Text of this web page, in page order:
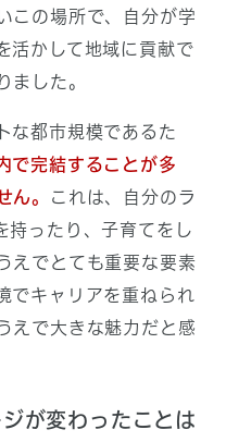
この場所で、自分が学
活かして地域に貢献で
ました。
な都市規模であるた
で完結することが多
ん。
これは、自分のラ
持ったり、子育てをし
えでとても重要な要素
でキャリアを重ねられ
えで大きな魅力だと感
が変わったことは